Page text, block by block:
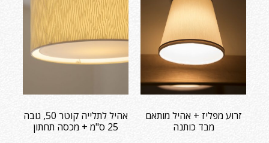
זרוע מפליז + אהיל מותאם
מבד כותנה
אהיל לתלייה קוטר 50, גובה
25 ס"מ + מכסה תחתון